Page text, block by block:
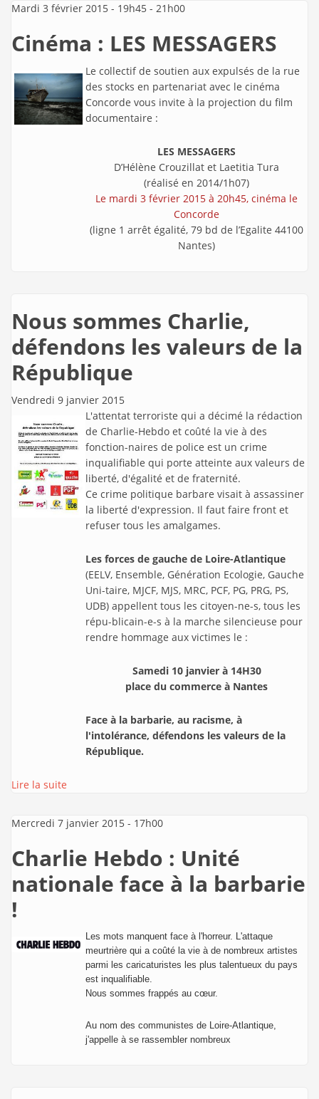
Mardi 3 février 2015 - 19h45 - 21h00
Cinéma : LES MESSAGERS
Le collectif de soutien aux expulsés de la rue
des stocks en partenariat avec le cinéma
Concorde vous invite à la projection du film
documentaire :
LES MESSAGERS
D’Hélène Crouzillat et Laetitia Tura
(réalisé en 2014/1h07)
Le mardi 3 février 2015 à 20h45, cinéma le
Concorde
(ligne 1 arrêt égalité, 79 bd de l’Egalite 44100
Nantes)
Nous sommes Charlie,
défendons les valeurs de la
République
Vendredi 9 janvier 2015
L'attentat terroriste qui a décimé la rédaction
de Charlie-Hebdo et coûté la vie à des
fonction-naires de police est un crime
inqualifiable qui porte atteinte aux valeurs de
liberté, d'égalité et de fraternité.
Ce crime politique barbare visait à assassiner
la liberté d'expression. Il faut faire front et
refuser tous les amalgames.
Les forces de gauche de Loire-Atlantique
(EELV, Ensemble, Génération Ecologie, Gauche
Uni-taire, MJCF, MJS, MRC, PCF, PG, PRG, PS,
UDB) appellent tous les citoyen-ne-s, tous les
répu-blicain-e-s à la marche silencieuse pour
rendre hommage aux victimes le :
Samedi 10 janvier à 14H30
place du commerce à Nantes
Face à la barbarie, au racisme, à
l'intolérance, défendons les valeurs de la
République.
Lire la suite
Mercredi 7 janvier 2015 - 17h00
Charlie Hebdo : Unité
nationale face à la barbarie
!
Les mots manquent face à l'horreur. L'attaque
meurtrière qui a coûté la vie à de nombreux artistes
parmi les caricaturistes les plus talentueux du pays
est inqualifiable.
Nous sommes frappés au cœur.
Au nom des communistes de Loire-Atlantique,
j'appelle à se rassembler nombreux